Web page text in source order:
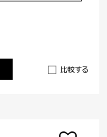
比較する